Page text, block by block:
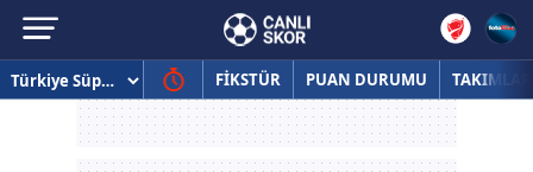
FİKSTÜR PUAN DURUMU TAKIMLAR